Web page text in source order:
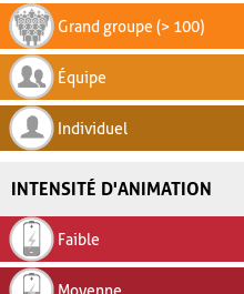
Grand groupe (> 100)
Équipe
Individuel
INTENSITÉ D'ANIMATION
Faible
Moyenne